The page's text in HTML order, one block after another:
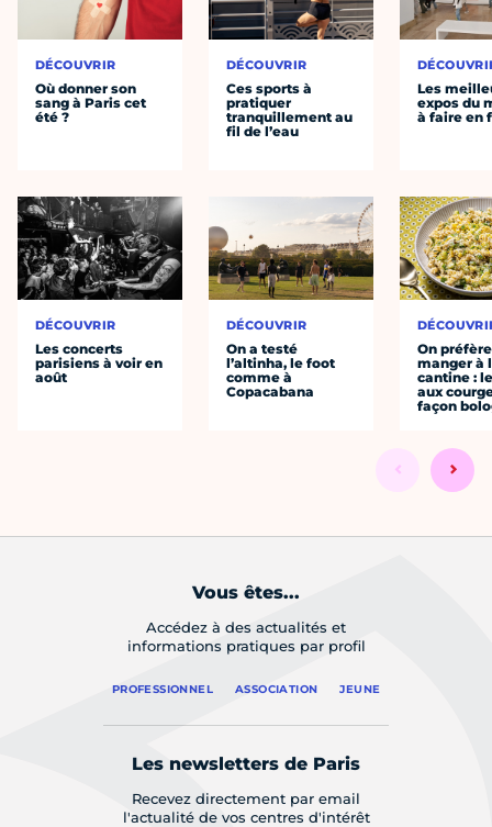
DÉCOUVRIR
Où donner son
sang à Paris cet
été ?
DÉCOUVRIR
Les concerts
parisiens à voir en
août
DÉCOUVRIR
Ces sports à
pratiquer
tranquillement au
fil de l’eau
DÉCOUVRIR
On a testé
l’altinha, le foot
comme à
Copacabana
Les
expos du
à faire en
On préfère
manger à
cantine :
aux
façon
Vous êtes...
Accédez à des actualités et
informations pratiques par profil
PROFESSIONNEL ASSOCIATION JEUNE
Les newsletters de Paris
Recevez directement par email
l'actualité de vos centres d'intérêt